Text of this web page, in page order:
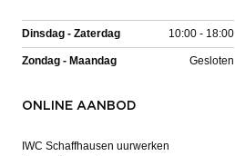
Dinsdag - Zaterdag 10:00 - 18:00
Zondag - Maandag Gesloten
ONLINE AANBOD
IWC Schaffhausen uurwerken